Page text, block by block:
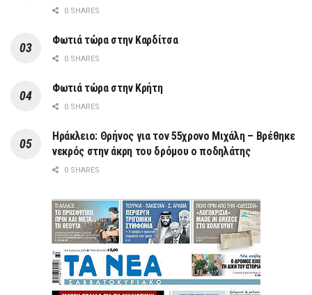
0 SHARES
Φωτιά τώρα στην Καρδίτσα
0 SHARES
Φωτιά τώρα στην Κρήτη
0 SHARES
Ηράκλειο: Θρήνος για τον 55χρονο Μιχάλη – Βρέθηκε
νεκρός στην άκρη του δρόμου ο ποδηλάτης
0 SHARES